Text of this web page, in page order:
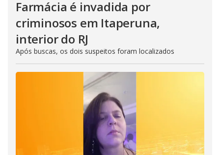
Farmácia é invadida por
criminosos em Itaperuna,
interior do RJ
Após buscas, os dois suspeitos foram localizados